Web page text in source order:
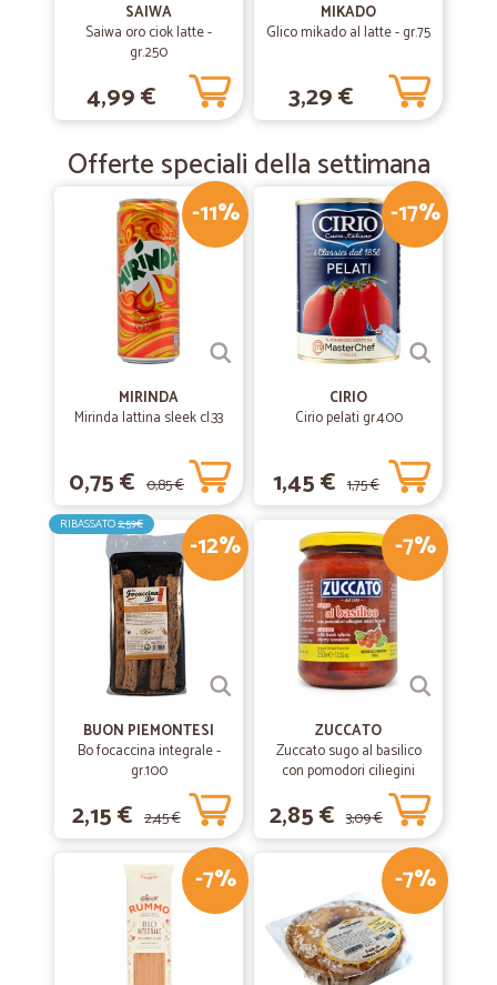
SAIWA
Saiwa oro ciok latte -
gr.250
4,99 €
MIKADO
Glico mikado al latte - gr.75
3,29 €
Offerte speciali della settimana
-11%
MIRINDA
Mirinda lattina sleek cl.33
0,75 € 0,85 €
-17%
CIRIO
Cirio pelati gr.400
1,45 € 1,75 €
-12%
RIBASSATO2,59€
BUON PIEMONTESI
Bo focaccina integrale -
gr.100
2,15 € 2,45 €
-7%
ZUCCATO
Zuccato sugo al basilico
con pomodori ciliegini
interi freschi gr.370
2,85 € 3,09 €
-7% -7%